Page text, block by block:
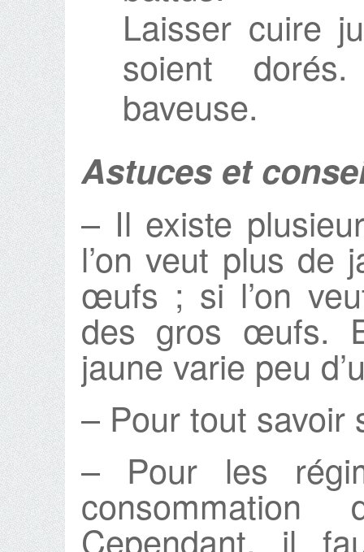
Laisser cuire
soient
baveuse.
Astuces et
– Il existe
l’on veut plus de
œufs ; si l’on
des gros œufs.
jaune varie peu
– Pour tout
– Pour les
Cependant, il